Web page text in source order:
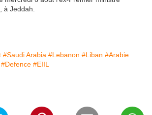
à Jeddah.
#Saudi Arabia #Lebanon #Liban #Arabie
#Defence #EIIL